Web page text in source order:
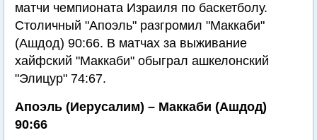
матчи чемпионата Израиля по баскетболу.
Столичный "Апоэль" разгромил "Маккаби"
(Ашдод) 90:66. В матчах за выживание
хайфский "Маккаби" обыграл ашкелонский
"Элицур" 74:67.
Апоэль (Иерусалим) – Маккаби (Ашдод)
90:66